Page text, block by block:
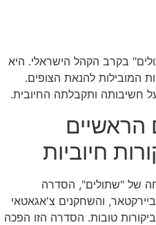
בקרב הקהל הישראלי. היא
המובילות להנאת הצופים.
חשיבותה ותקבלתה החיובית.
הראשיים
חיוביות
של "שתולים", הסדרה
והשחקנים צ'אגאטאי
טובות. הסדרה הזו הפכה